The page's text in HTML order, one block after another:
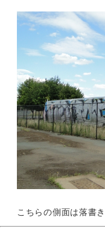
こちらの側面は落書